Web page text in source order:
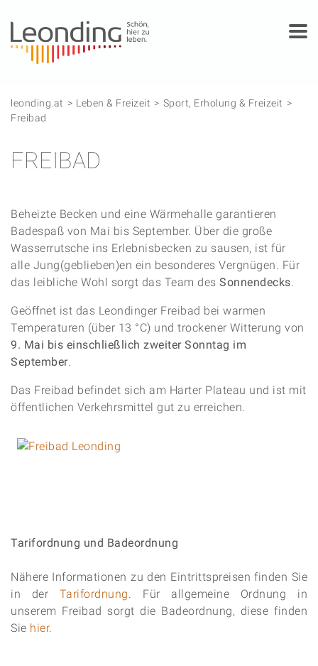
leonding.at Leben & Freizeit
Sport, Erholung & Freizeit
Freibad
FREIBAD
Beheizte Becken und eine Wärmehalle garantieren
Badespaß von Mai bis September. Über die große
Wasserrutsche ins Erlebnisbecken zu sausen, ist für
alle Jung(geblieben)en ein besonderes Vergnügen. Für
das leibliche Wohl sorgt das Team des Sonnendecks.
Geöffnet ist das Leondinger Freibad bei warmen
Temperaturen (über 13 °C) und trockener Witterung von
9. Mai bis einschließlich zweiter Sonntag im
September.
Das Freibad befindet sich am Harter Plateau und ist mit
öffentlichen Verkehrsmittel gut zu erreichen.
Tarifordnung und Badeordnung
Nähere Informationen zu den Eintrittspreisen finden Sie
in der Tarifordnung. Für allgemeine Ordnung in
unserem Freibad sorgt die Badeordnung, diese finden
Sie hier.